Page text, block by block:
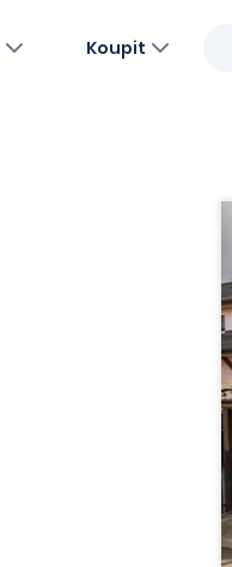
Koupit